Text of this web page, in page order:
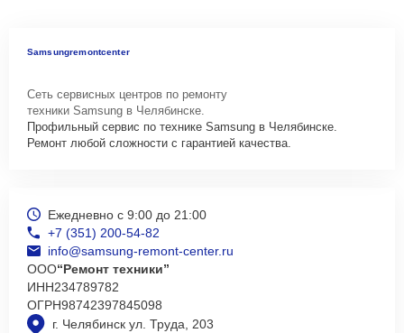
Samsungremontcenter
Сеть сервисных центров по ремонту
техники Samsung в Челябинске.
Профильный сервис по технике Samsung в Челябинске.
Ремонт любой сложности с гарантией качества.
г. Челябинск ул. Труда, 203
Ежедневно с 9:00 до 21:00
+7 (351) 200-54-82
info@samsung-remont-center.ru
ООО“Ремонт техники”
ИНН234789782
ОГРН98742397845098